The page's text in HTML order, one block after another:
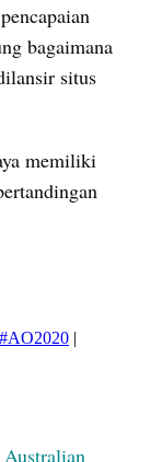
bagaimana
situs
memiliki
Australian